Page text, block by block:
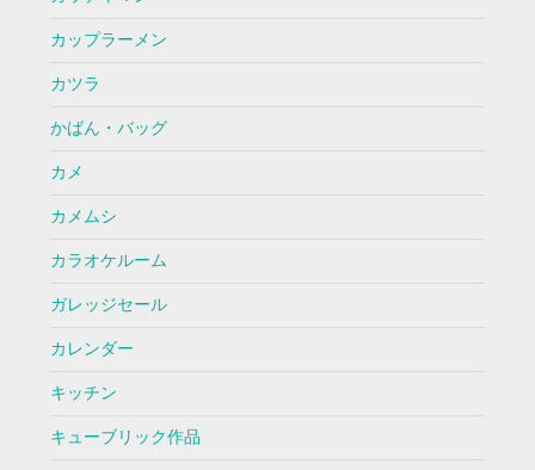
カップラーメン
カツラ
かばん・バッグ
カメ
カメムシ
カラオケルーム
ガレッジセール
カレンダー
キッチン
キューブリック作品